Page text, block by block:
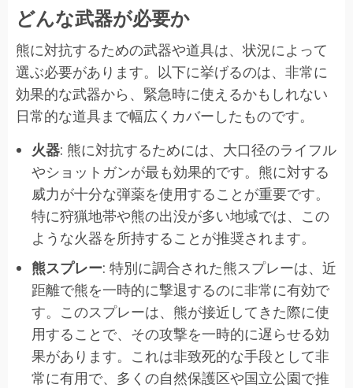
どんな武器が必要か
熊に対抗するための武器や道具は、状況によって
選ぶ必要があります。以下に挙げるのは、非常に
効果的な武器から、緊急時に使えるかもしれない
日常的な道具まで幅広くカバーしたものです。
火器: 熊に対抗するためには、大口径のライフル
やショットガンが最も効果的です。熊に対する
威力が十分な弾薬を使用することが重要です。
特に狩猟地帯や熊の出没が多い地域では、この
ような火器を所持することが推奨されます。
熊スプレー: 特別に調合された熊スプレーは、近
距離で熊を一時的に撃退するのに非常に有効で
す。このスプレーは、熊が接近してきた際に使
用することで、その攻撃を一時的に遅らせる効
果があります。これは非致死的な手段として非
常に有用で、多くの自然保護区や国立公園で推